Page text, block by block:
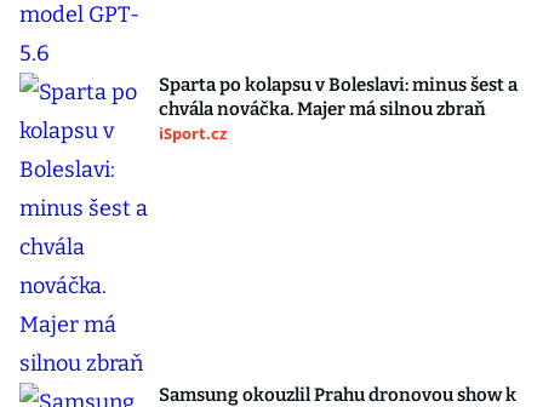
Sparta po kolapsu v Boleslavi: minus šest a
chvála nováčka. Majer má silnou zbraň
iSport.cz
Samsung okouzlil Prahu dronovou show k